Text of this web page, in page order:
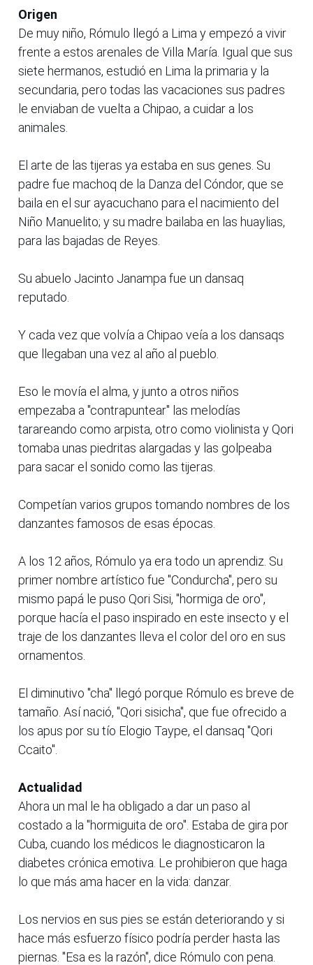
Origen
De muy niño, Rómulo llegó a Lima y empezó a vivir
frente a estos arenales de Villa María. Igual que sus
siete hermanos, estudió en Lima la primaria y la
secundaria, pero todas las vacaciones sus padres
le enviaban de vuelta a Chipao, a cuidar a los
animales.
El arte de las tijeras ya estaba en sus genes. Su
padre fue machoq de la Danza del Cóndor, que se
baila en el sur ayacuchano para el nacimiento del
Niño Manuelito; y su madre bailaba en las huaylias,
para las bajadas de Reyes.
Su abuelo Jacinto Janampa fue un dansaq
reputado.
Y cada vez que volvía a Chipao veía a los dansaqs
que llegaban una vez al año al pueblo.
Eso le movía el alma, y junto a otros niños
empezaba a "contrapuntear" las melodías
tarareando como arpista, otro como violinista y Qori
tomaba unas piedritas alargadas y las golpeaba
para sacar el sonido como las tijeras.
Competían varios grupos tomando nombres de los
danzantes famosos de esas épocas.
A los 12 años, Rómulo ya era todo un aprendiz. Su
primer nombre artístico fue "Condurcha", pero su
mismo papá le puso Qori Sisi, "hormiga de oro",
porque hacía el paso inspirado en este insecto y el
traje de los danzantes lleva el color del oro en sus
ornamentos.
El diminutivo "cha" llegó porque Rómulo es breve de
tamaño. Así nació, "Qori sisicha", que fue ofrecido a
los apus por su tío Elogio Taype, el dansaq "Qori
Ccaito".
Actualidad
Ahora un mal le ha obligado a dar un paso al
costado a la "hormiguita de oro". Estaba de gira por
Cuba, cuando los médicos le diagnosticaron la
diabetes crónica emotiva. Le prohibieron que haga
lo que más ama hacer en la vida: danzar.
Los nervios en sus pies se están deteriorando y si
hace más esfuerzo físico podría perder hasta las
piernas. "Esa es la razón", dice Rómulo con pena.